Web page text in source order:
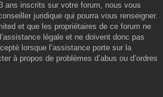
ans inscrits sur votre forum, nous vous
juridique qui pourra vous renseigner.
et que les propriétaires de ce forum ne
légale et ne doivent donc pas
lorsque l’assistance porte sur la
à propos de problèmes d’abus ou d’ordres